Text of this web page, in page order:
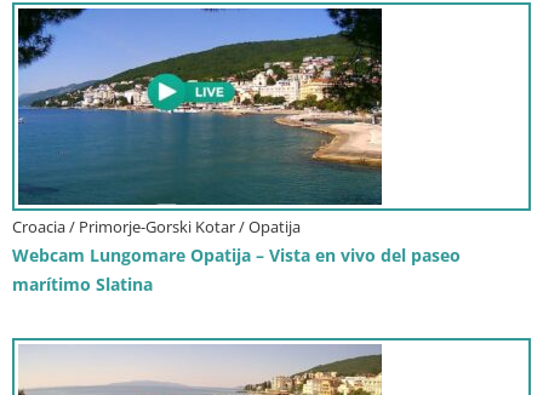
Croacia / Primorje-Gorski Kotar / Opatija
Webcam Lungomare Opatija – Vista en vivo del paseo
marítimo Slatina